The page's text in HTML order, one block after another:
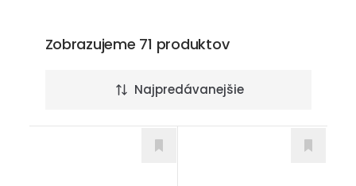
Zobrazujeme 71 produktov
Najpredávanejšie